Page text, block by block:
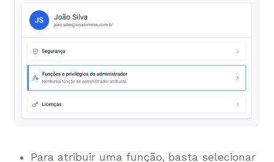
Para atribuir uma função, basta selecionar